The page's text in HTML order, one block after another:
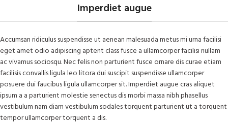
Imperdiet augue
Accumsan ridiculus suspendisse ut aenean malesuada metus mi urna facilisi
eget amet odio adipiscing aptent class fusce a ullamcorper facilisi nullam
ac vivamus sociosqu. Nec felis non parturient fusce ornare dis curae etiam
facilisis convallis ligula leo litora dui suscipit suspendisse ullamcorper
posuere dui faucibus ligula ullamcorper sit. Imperdiet augue cras aliquet
ipsum a a parturient molestie senectus dis morbi massa nibh phasellus
vestibulum nam diam vestibulum sodales torquent parturient ut a torquent
tempor ullamcorper torquent a dis.